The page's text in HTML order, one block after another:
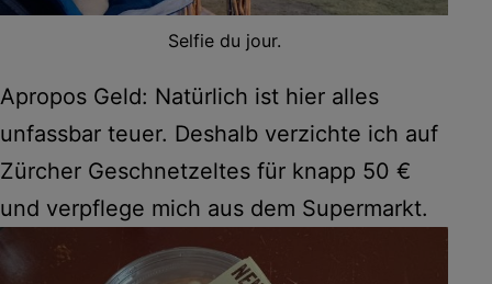
Selfie du jour.
Apropos Geld: Natürlich ist hier alles
unfassbar teuer. Deshalb verzichte ich auf
Zürcher Geschnetzeltes für knapp 50 €
und verpflege mich aus dem Supermarkt.